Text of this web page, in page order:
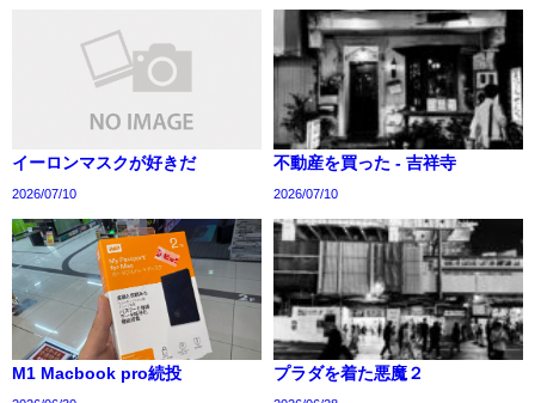
イーロンマスクが好きだ
2026/07/10
不動産を買った - 吉祥寺
2026/07/10
M1 Macbook pro続投 プラダを着た悪魔２